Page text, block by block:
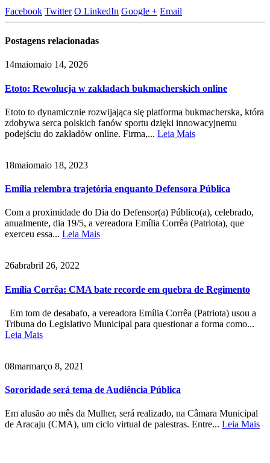
Facebook Twitter O LinkedIn Google + Email
Postagens relacionadas
14maiomaio 14, 2026
Etoto: Rewolucja w zakładach bukmacherskich online
Etoto to dynamicznie rozwijająca się platforma bukmacherska, która
zdobywa serca polskich fanów sportu dzięki innowacyjnemu
podejściu do zakładów online. Firma,... Leia Mais
18maiomaio 18, 2023
Emília relembra trajetória enquanto Defensora Pública
Com a proximidade do Dia do Defensor(a) Público(a), celebrado,
anualmente, dia 19/5, a vereadora Emília Corrêa (Patriota), que
exerceu essa... Leia Mais
26abrabril 26, 2022
Emília Corrêa: CMA bate recorde em quebra de Regimento
Em tom de desabafo, a vereadora Emília Corrêa (Patriota) usou a
Tribuna do Legislativo Municipal para questionar a forma como...
Leia Mais
08marmarço 8, 2021
Sororidade será tema de Audiência Pública
Em alusão ao mês da Mulher, será realizado, na Câmara Municipal
de Aracaju (CMA), um ciclo virtual de palestras. Entre... Leia Mais